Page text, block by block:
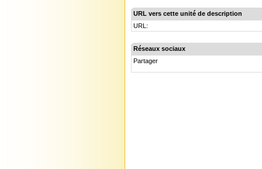
URL vers cette unité de description
URL:
Réseaux sociaux
Partager